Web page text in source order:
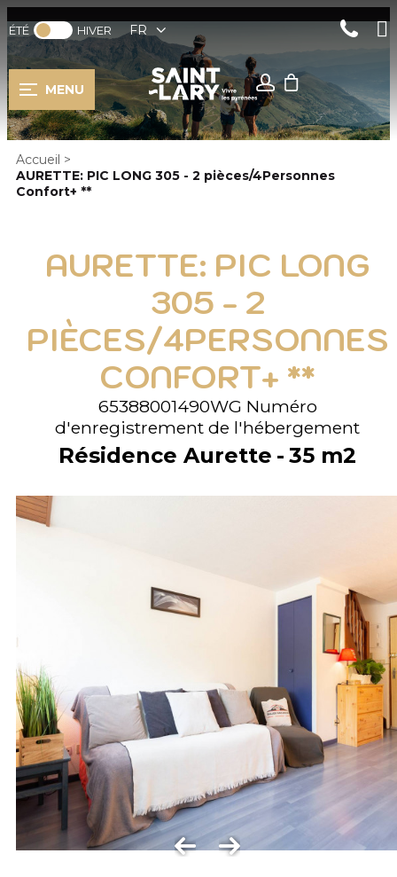
ÉTÉ HIVER FR
MENU
Accueil >
AURETTE: PIC LONG 305 - 2 pièces/4Personnes
Confort+ **
AURETTE: PIC LONG
305 - 2
PIÈCES/4PERSONNES
CONFORT+ **
65388001490WG Numéro
d'enregistrement de l'hébergement
Résidence Aurette 35 m2